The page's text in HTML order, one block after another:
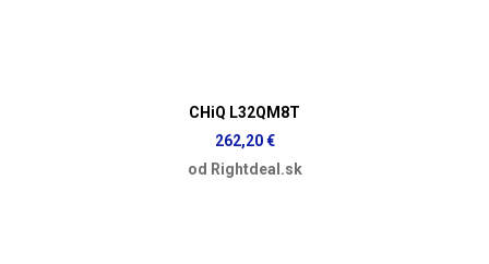
CHiQ L32QM8T
262,20 €
od Rightdeal.sk